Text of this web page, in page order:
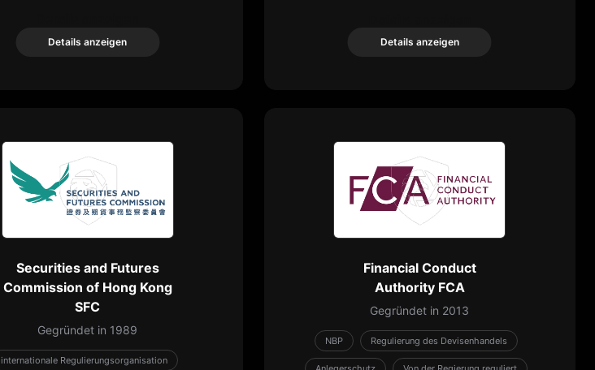
Details anzeigen Details anzeigen
Securities and Futures
Commission of Hong Kong
SFC
Gegründet in 1989
internationale Regulierungsorganisation
Financial Conduct
Authority FCA
Gegründet in 2013
NBP Regulierung des Devisenhandels